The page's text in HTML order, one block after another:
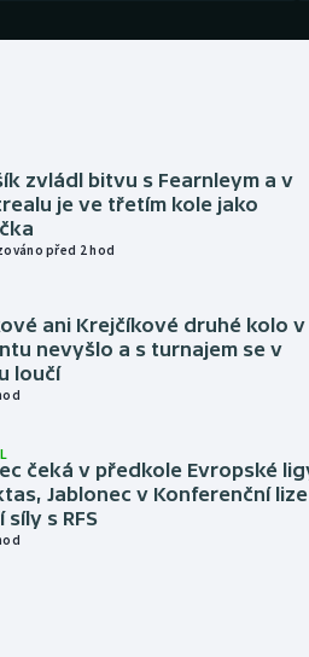
zvládl bitvu s Fearnleym a v
je ve třetím kole jako
před 2 hod
ani Krejčíkové druhé kolo v
nevyšlo a s turnajem se v
loučí
čeká v předkole Evropské
Jablonec v Konferenční lize
síly s RFS